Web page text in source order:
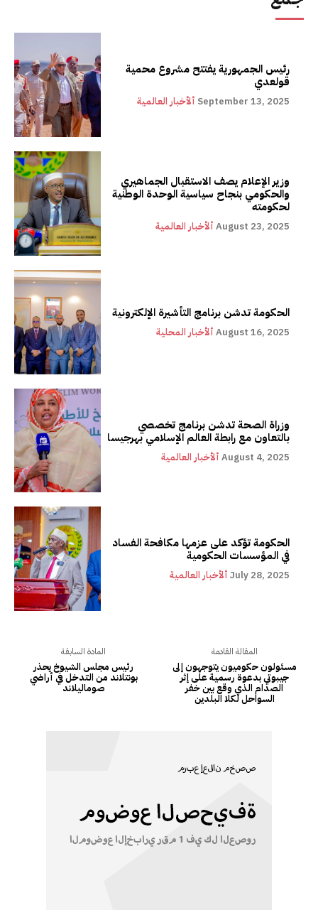
رئيس الجمهورية يفتتح مشروع محمية
قولعدي
ألأخبار العالمية September 13, 2025
وزير الإعلام يصف الاستقبال الجماهيري
والحكومي بنجاح سياسية الوحدة الوطنية
لحكومته
ألأخبار العالمية August 23, 2025
الحكومة تدشن برنامج التأشيرة الإلكترونية
ألأخبار المحلية August 16, 2025
وزراة الصحة تدشن برنامج تخصصي
بالتعاون مع رابطة العالم الإسلامي بهرجيسا
ألأخبار العالمية August 4, 2025
الحكومة تؤكد على عزمها مكافحة الفساد
في المؤسسات الحكومية
ألأخبار العالمية July 28, 2025
المادة السابقة
رئيس مجلس الشيوخ يحذر
بونتلاند من التدخل في أراضي
صوماليلاند
المقالة القادمة
مسئولون حكوميون يتوجهون إلى
جيبوتي بدعوة رسمية على إثر
الصدام الذي وقع بين خفر
السواحل لكلا البلدين